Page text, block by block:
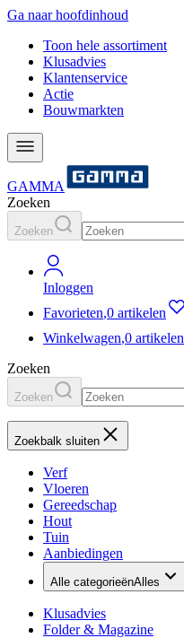
Ga naar hoofdinhoud
Toon hele assortiment
Klusadvies
Klantenservice
Actie
Bouwmarkten
GAMMA
Zoeken
Zoeken
Inloggen
Favorieten,0 artikelen
Winkelwagen,0 artikelen
Zoeken
Zoeken
Zoekbalk sluiten
Verf
Vloeren
Gereedschap
Hout
Tuin
Aanbiedingen
Alle categorieënAlles
Klusadvies
Folder & Magazine